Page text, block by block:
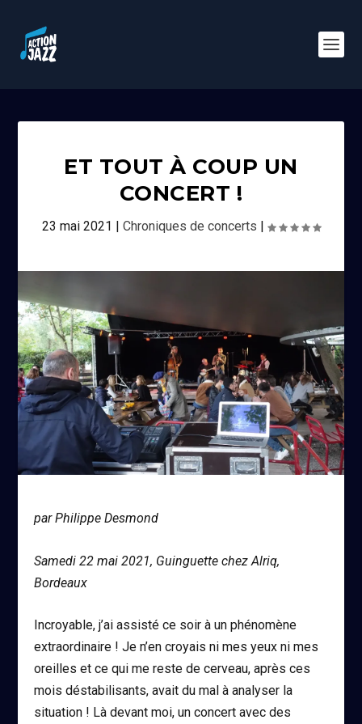
ET TOUT À COUP UN
CONCERT !
23 mai 2021 | Chroniques de concerts |
par Philippe Desmond
Samedi 22 mai 2021, Guinguette chez Alriq,
Bordeaux
Incroyable, j’ai assisté ce soir à un phénomène
extraordinaire ! Je n’en croyais ni mes yeux ni mes
oreilles et ce qui me reste de cerveau, après ces
mois déstabilisants, avait du mal à analyser la
situation ! Là devant moi, un concert avec des